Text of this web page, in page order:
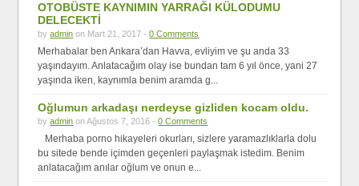
OTOBÜSTE KAYNIMIN YARRAĞI KÜLODUMU
DELECEKTİ
byadmin on Mart 21, 2017 -0 Comments
Merhabalar ben Ankara’dan Havva, evliyim ve şu anda 33
yaşındayım. Anlatacağım olay ise bundan tam 6 yıl önce, yani 27
yaşında iken, kaynımla benim aramda g...
Oğlumun arkadaşı nerdeyse gizliden kocam oldu.
byadmin on Ağustos 7, 2016 -0 Comments
Merhaba porno hikayeleri okurları, sizlere yaramazlıklarla dolu
bu sitede bende içimden geçenleri paylaşmak istedim. Benim
anlatacağım anılar oğlum ve onun e...